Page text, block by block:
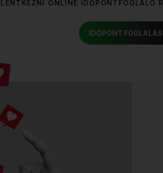
ONLINE IDŐPONTFOGLALÓ
IDŐPONT FOGLALÁS